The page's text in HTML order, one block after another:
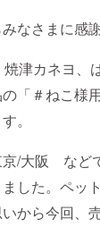
なさまに感
津カネヨ、
「＃ねこ様
。
京/大阪 など
した。ペッ
から今回、